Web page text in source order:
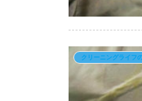
クリーニングライフ